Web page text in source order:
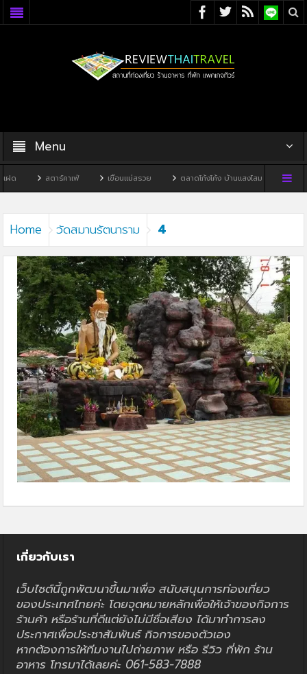
Menu
สตาร์คาเฟ่ เขื่อนแม่สรวย ตลาดโก้งโค้ง บ้านแสงโสม ทิวผาค
Home วัดสมานรัตนาราม 4
เกี่ยวกับเรา
เว็บไซต์นี้ถูกพัฒนาขึ้นมาเพื่อ สนับสนุนการท่องเที่ยว
ของประเทศไทยค่ะ โดยจุดหมายหลักเพื่อให้เจ้าของกิจการ
ร้านค้า หรือร้านที่ดีแต่ยังไม่มีชื่อเสียง ได้มาทำการลง
ประกาศเพื่อประชาสัมพันธ์ กิจการของตัวเอง
หากต้องการให้ทีมงานไปถ่ายภาพ หรือ รีวิว ที่พัก ร้าน
อาหาร โทรมาได้เลยค่ะ 061-583-7888